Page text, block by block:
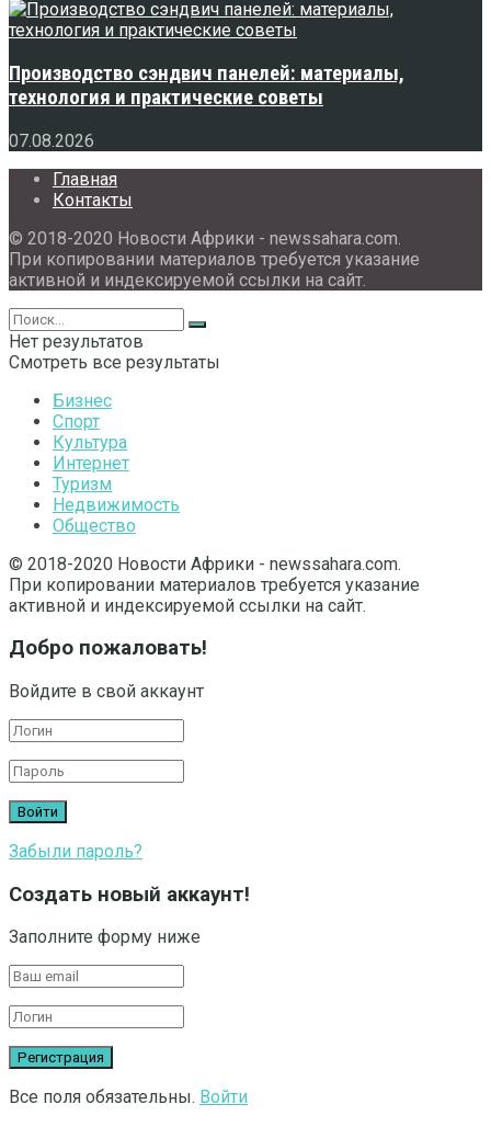
Производство сэндвич панелей: материалы,
технология и практические советы
07.08.2026
Главная
Контакты
© 2018-2020 Новости Африки - newssahara.com.
При копировании материалов требуется указание
активной и индексируемой ссылки на сайт.
Нет результатов
Смотреть все результаты
Бизнес
Спорт
Культура
Интернет
Туризм
Недвижимость
Общество
© 2018-2020 Новости Африки - newssahara.com.
При копировании материалов требуется указание
активной и индексируемой ссылки на сайт.
Добро пожаловать!
Войдите в свой аккаунт
Забыли пароль?
Создать новый аккаунт!
Заполните форму ниже
Все поля обязательны. Войти